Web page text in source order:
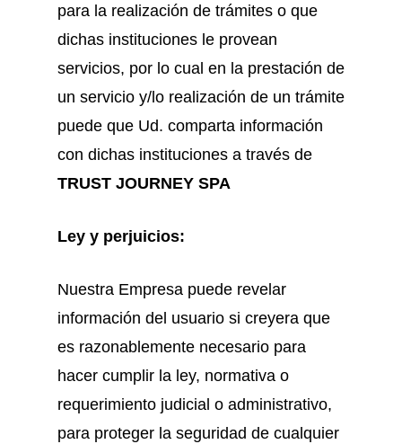
para la realización de trámites o que
dichas instituciones le provean
servicios, por lo cual en la prestación de
un servicio y/lo realización de un trámite
puede que Ud. comparta información
con dichas instituciones a través de
TRUST JOURNEY SPA
Ley y perjuicios:
Nuestra Empresa puede revelar
información del usuario si creyera que
es razonablemente necesario para
hacer cumplir la ley, normativa o
requerimiento judicial o administrativo,
para proteger la seguridad de cualquier